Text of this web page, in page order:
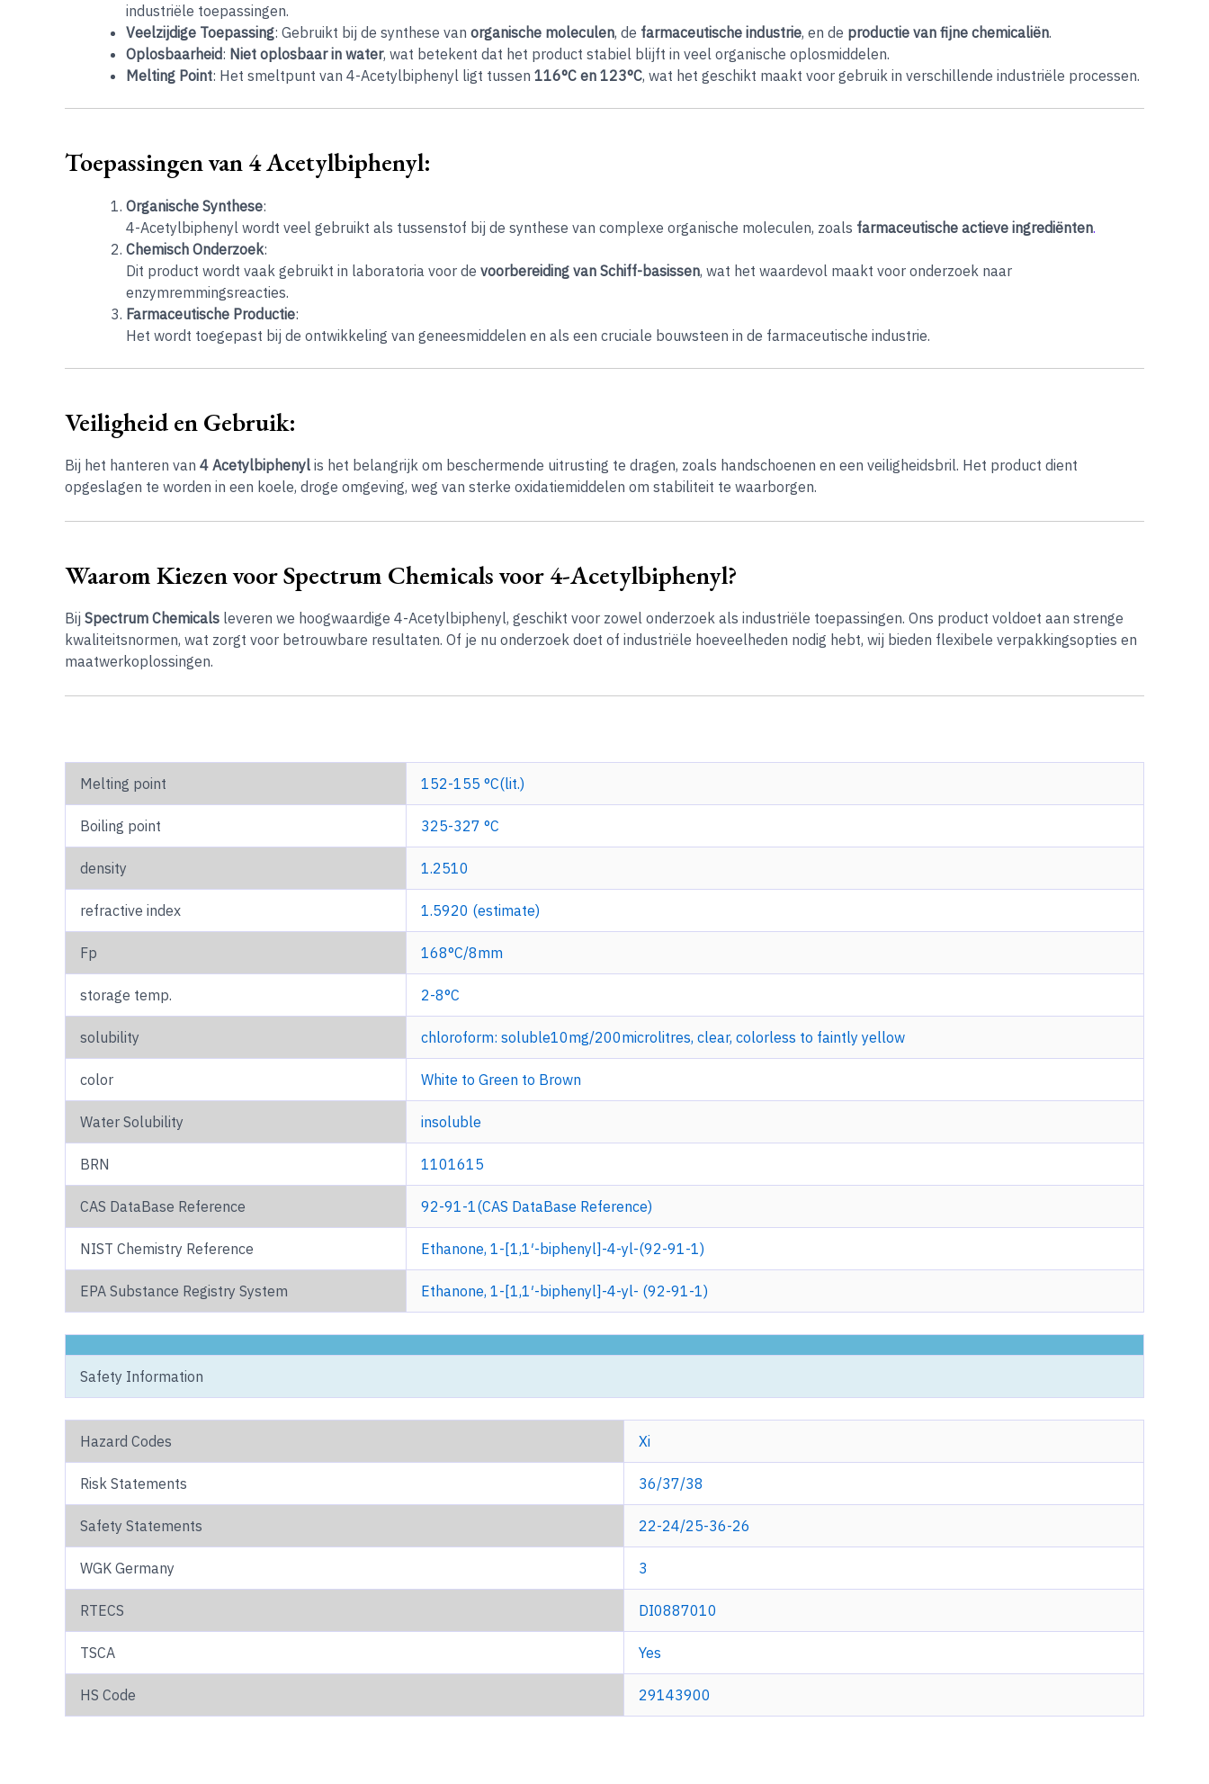
industriële toepassingen.
Veelzijdige Toepassing: Gebruikt bij de synthese van organische moleculen, de farmaceutische industrie, en de productie van fijne chemicaliën.
Oplosbaarheid: Niet oplosbaar in water, wat betekent dat het product stabiel blijft in veel organische oplosmiddelen.
Melting Point: Het smeltpunt van 4-Acetylbiphenyl ligt tussen 116°C en 123°C, wat het geschikt maakt voor gebruik in verschillende industriële processen.
Toepassingen van 4 Acetylbiphenyl:
Organische Synthese:
4-Acetylbiphenyl wordt veel gebruikt als tussenstof bij de synthese van complexe organische moleculen, zoals farmaceutische actieve ingrediënten.
Chemisch Onderzoek:
Dit product wordt vaak gebruikt in laboratoria voor de voorbereiding van Schiff-basissen, wat het waardevol maakt voor onderzoek naar
enzymremmingsreacties.
Farmaceutische Productie:
Het wordt toegepast bij de ontwikkeling van geneesmiddelen en als een cruciale bouwsteen in de farmaceutische industrie.
Veiligheid en Gebruik:
Bij het hanteren van 4 Acetylbiphenyl is het belangrijk om beschermende uitrusting te dragen, zoals handschoenen en een veiligheidsbril. Het product dient
opgeslagen te worden in een koele, droge omgeving, weg van sterke oxidatiemiddelen om stabiliteit te waarborgen.
Waarom Kiezen voor Spectrum Chemicals voor 4-Acetylbiphenyl?
Bij Spectrum Chemicals leveren we hoogwaardige 4-Acetylbiphenyl, geschikt voor zowel onderzoek als industriële toepassingen. Ons product voldoet aan strenge
kwaliteitsnormen, wat zorgt voor betrouwbare resultaten. Of je nu onderzoek doet of industriële hoeveelheden nodig hebt, wij bieden flexibele verpakkingsopties en
maatwerkoplossingen.
Melting point 152-155 °C(lit.)
Boiling point 325-327 °C
density 1.2510
refractive index 1.5920 (estimate)
Fp 168°C/8mm
storage temp. 2-8°C
solubility chloroform: soluble10mg/200microlitres, clear, colorless to faintly yellow
color White to Green to Brown
Water Solubility insoluble
BRN 1101615
CAS DataBase Reference 92-91-1(CAS DataBase Reference)
NIST Chemistry Reference Ethanone, 1-[1,1′-biphenyl]-4-yl-(92-91-1)
EPA Substance Registry System Ethanone, 1-[1,1′-biphenyl]-4-yl- (92-91-1)
Safety Information
Hazard Codes Xi
Risk Statements 36/37/38
Safety Statements 22-24/25-36-26
WGK Germany 3
RTECS DI0887010
TSCA Yes
HS Code 29143900